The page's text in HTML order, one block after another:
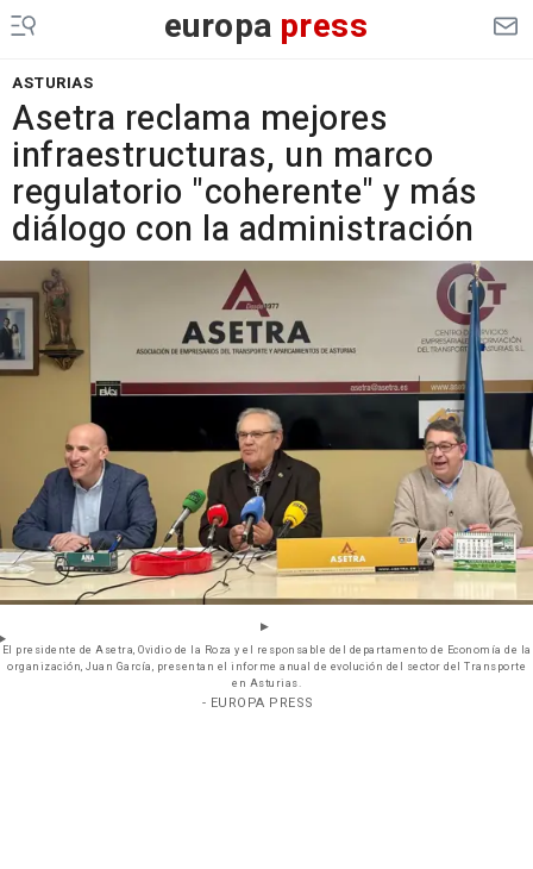
europa press
ASTURIAS
Asetra reclama mejores
infraestructuras, un marco
regulatorio "coherente" y más
diálogo con la administración
El presidente de Asetra, Ovidio de la Roza y el responsable del departamento de Economía de la
organización, Juan García, presentan el informe anual de evolución del sector del Transporte
en Asturias.
- EUROPA PRESS